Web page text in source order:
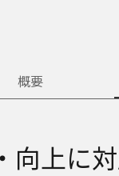
概要
向上に